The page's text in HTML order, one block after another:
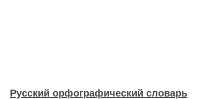
Русский орфографический словарь